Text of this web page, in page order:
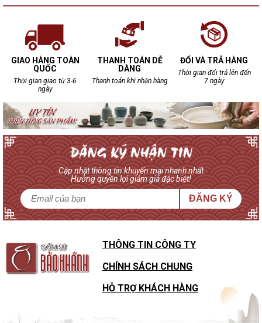
GIAO HÀNG TOÀN
QUỐC
Thời gian giao từ 3-6
ngày
THANH TOÁN DỄ
DÀNG
Thanh toán khi nhận hàng
ĐỔI VÀ TRẢ HÀNG
Thời gian đổi trả lên đến
7 ngày
Cập nhật thông tin khuyến mại nhanh nhất
Hưởng quyền lợi giảm giá đặc biệt!
ĐĂNG KÝ
THÔNG TIN CÔNG TY
CHÍNH SÁCH CHUNG
HỖ TRỢ KHÁCH HÀNG